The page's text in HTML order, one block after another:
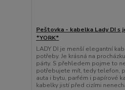
Peštovka - kabelka Lady DI s
*YORK*
LADY DI je menší elegantní
potřeby. Je krásná na
párty. S přehledem pojme to
potřebujete mít, tedy telefon,
auta i bytu, parfém i papírové
kabelky jistí před cizími